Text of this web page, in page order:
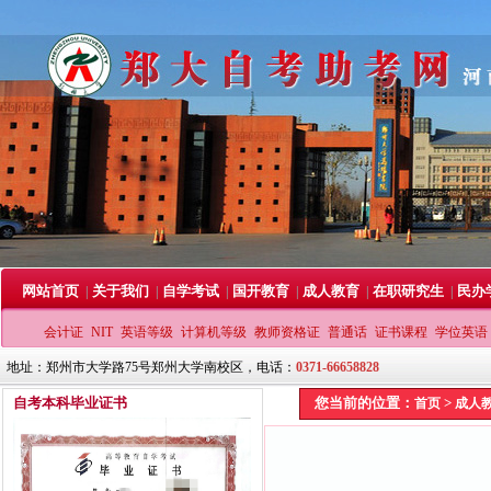
网站首页 关于我们 自学考试 国开教育 成人教育 在职研究生 民办
会计证 NIT 英语等级 计算机等级 教师资格证 普通话 证书课程 学位英语
地址：郑州市大学路75号郑州大学南校区，电话： 0371-66658828
自考本科毕业证书 您当前的位置： 首页> 成人